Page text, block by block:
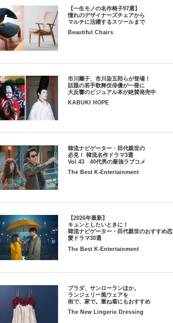
【一生モノの名作椅子97選】
憧れのデザイナーズチェアから
マルチに活躍するスツールまで
Beautiful Chairs
市川團子、市川染五郎らが登場！
話題の若手歌舞伎俳優が一冊に
大反響のビジュアル本が絶賛発売中
KABUKI HOPE
韓流ナビゲーター・田代親世の
必見！ 韓流名作ドラマ3選
Vol.43 40代男の最強ラブコメ
The Best K-Entertainment
【2026年最新】
キュンとしたいときに！
韓流ナビゲーター・田代親世のおすすめ恋
愛ドラマ30選
The Best K-Entertainment
プラダ、サンローランほか。
ランジェリー風ウェアを
街で、家で。重ね着にもおすすめ
The New Lingerie Dressing